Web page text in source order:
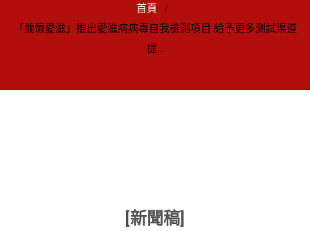
首頁
「關懷愛滋」推出愛滋病病毒自我檢測項目 給予更多測試渠道
提...
[新聞稿]